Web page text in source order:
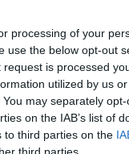
processing of your
use the below opt-out
is processed
utilized by us
may separately
on the IAB’s list of
to third parties on the
επιθέσεις του
δήλωσε
οποία θα